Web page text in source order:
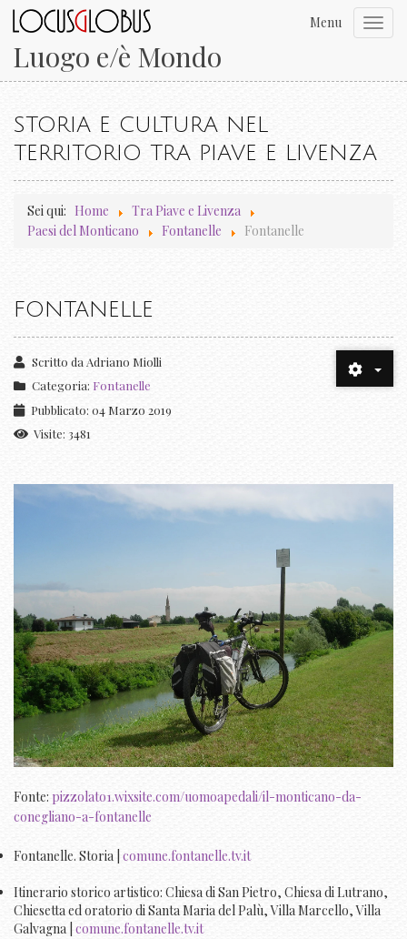
Luogo e/è Mondo
Menu
STORIA E CULTURA NEL
TERRITORIO TRA PIAVE E LIVENZA
Sei qui: Home
Tra Piave e Livenza
Paesi del Monticano
Fontanelle Fontanelle
FONTANELLE
Scritto da Adriano Miolli
Categoria: Fontanelle
Pubblicato: 04 Marzo 2019
Visite: 3481
Fonte: pizzolato1.wixsite.com/uomoapedali/il-monticano-da-
conegliano-a-fontanelle
Fontanelle. Storia | comune.fontanelle.tv.it
Itinerario storico artistico: Chiesa di San Pietro, Chiesa di Lutrano,
Chiesetta ed oratorio di Santa Maria del Palù, Villa Marcello, Villa
Galvagna | comune.fontanelle.tv.it